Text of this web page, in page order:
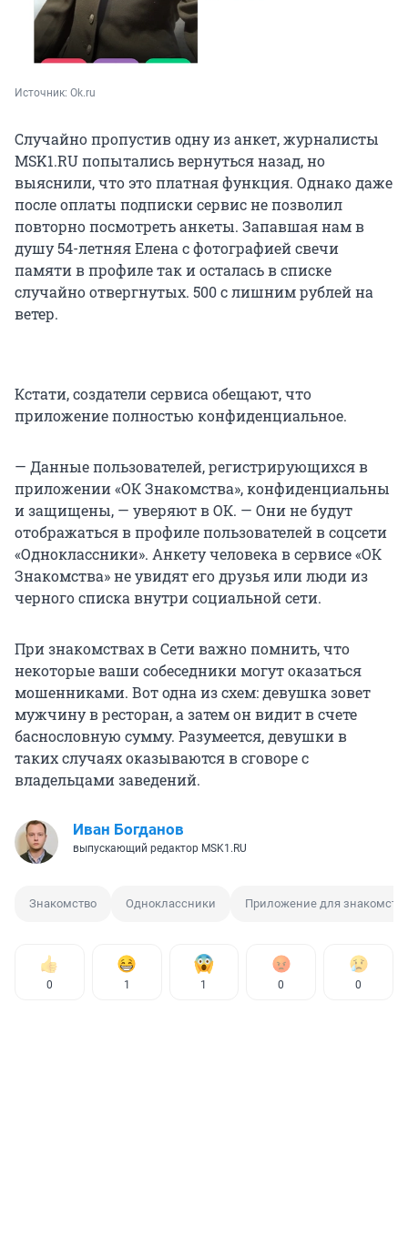
Источник: Ok.ru
Случайно пропустив одну из анкет, журналисты
MSK1.RU попытались вернуться назад, но
выяснили, что это платная функция. Однако даже
после оплаты подписки сервис не позволил
повторно посмотреть анкеты. Запавшая нам в
душу 54-летняя Елена с фотографией свечи
памяти в профиле так и осталась в списке
случайно отвергнутых. 500 с лишним рублей на
ветер.
Кстати, создатели сервиса обещают, что
приложение полностью конфиденциальное.
— Данные пользователей, регистрирующихся в
приложении «ОК Знакомства», конфиденциальны
и защищены, — уверяют в ОК. — Они не будут
отображаться в профиле пользователей в соцсети
«Одноклассники». Анкету человека в сервисе «ОК
Знакомства» не увидят его друзья или люди из
черного списка внутри социальной сети.
При знакомствах в Сети важно помнить, что
некоторые ваши собеседники могут оказаться
мошенниками. Вот одна из схем: девушка зовет
мужчину в ресторан, а затем он видит в счете
баснословную сумму. Разумеется, девушки в
таких случаях оказываются в сговоре с
владельцами заведений.
Иван Богданов
выпускающий редактор MSK1.RU
Знакомство Одноклассники Приложение для знакомств
0 1 1 0 0